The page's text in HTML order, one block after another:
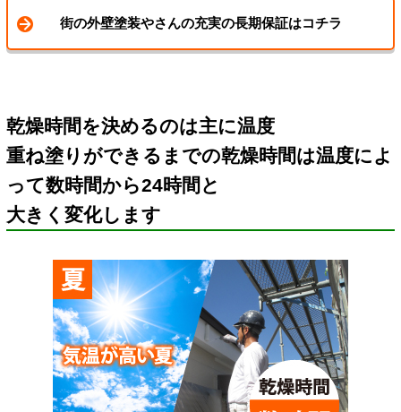
街の外壁塗装やさんの充実の長期保証はコチラ
乾燥時間を決めるのは主に温度
重ね塗りができるまでの乾燥時間は温度によ
って数時間から24時間と
大きく変化します